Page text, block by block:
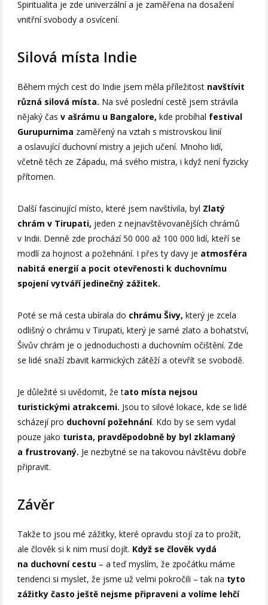
Spiritualita je zde univerzální a je zaměřena na dosažení
vnitřní svobody a osvícení.
Silová místa Indie
Během mých cest do Indie jsem měla příležitost navštívit
různá silová místa. Na své poslední cestě jsem strávila
nějaký časv ašrámu u Bangalore, kde probíhal festival
Gurupurnima zaměřený na vztah s mistrovskou linií
a oslavující duchovní mistry a jejich učení. Mnoho lidí,
včetně těch ze Západu, má svého mistra, i když není fyzicky
přítomen.
Další fascinující místo, které jsem navštívila, byl Zlatý
chrám v Tirupati, jeden z nejnavštěvovanějších chrámů
v Indii. Denně zde prochází 50 000 až 100 000 lidí, kteří se
modlí za hojnost a požehnání. I přes ty davy je atmosféra
nabitá energií a pocit otevřenosti k duchovnímu
spojení vytváří jedinečný zážitek.
Poté se má cesta ubírala do chrámu Šivy, který je zcela
odlišný o chrámu v Tirupati, který je samé zlato a bohatství,
Šivův chrám je o jednoduchosti a duchovním očištění. Zde
se lidé snaží zbavit karmických zátěží a otevřít se svobodě.
Je důležité si uvědomit, že tato místa nejsou
turistickými atrakcemi. Jsou to silové lokace, kde se lidé
scházejí pro duchovní požehnání. Kdo by se sem vydal
pouze jako turista, pravděpodobně by byl zklamaný
a frustrovaný. Je nezbytné se na takovou návštěvu dobře
připravit.
Závěr
Takže to jsou mé zážitky, které opravdu stojí za to prožít,
ale člověk si k nim musí dojít. Když se člověk vydá
na duchovní cestu – a teď myslím, že zpočátku máme
tendenci si myslet, že jsme už velmi pokročili – tak na tyto
zážitky často ještě nejsme připraveni a volíme lehčí